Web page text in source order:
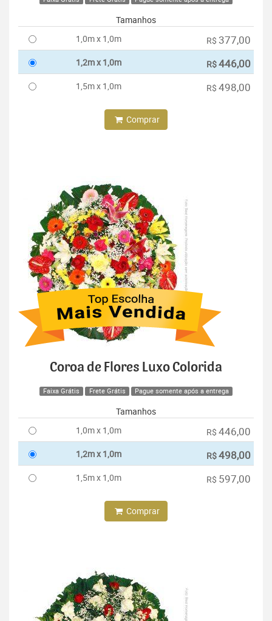
Tamanhos
1,0m x 1,0m
R$ 377,00
1,2m x 1,0m R$446,00
1,5m x 1,0m R$ 498,00
Comprar
Coroa de Flores Luxo Colorida
Faixa Grátis Frete Grátis Pague somente após a entrega
Tamanhos
1,0m x 1,0m
R$ 446,00
1,2m x 1,0m R$498,00
1,5m x 1,0m R$ 597,00
Comprar